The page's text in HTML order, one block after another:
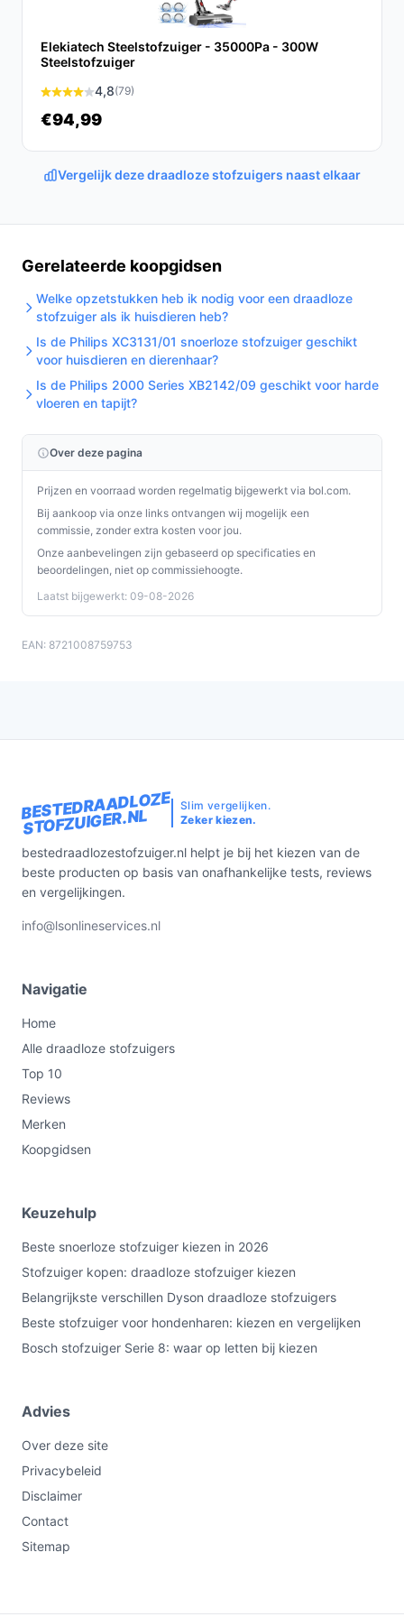
Het AG dweilopzetstuk is een onmisbare aanvulling voor
jouw AG steelstofzuiger. Met de mogelijkheid om te
stofzuigen en te dweilen in één handeling, maak je jouw
schoonmaakroutine niet alleen efficiënter, maar ook
bestedraadlozestofzuiger.nl. Kies bewust wat perfect
Elekiatech Steelstofzuiger - 35000Pa - 300W
Steelstofzuiger
4,8(79)
€94,99
Vergelijk deze draadloze stofzuigers naast elkaar
Gerelateerde koopgidsen
Welke opzetstukken heb ik nodig voor een draadloze
stofzuiger als ik huisdieren heb?
Is de Philips XC3131/01 snoerloze stofzuiger geschikt
voor huisdieren en dierenhaar?
Is de Philips 2000 Series XB2142/09 geschikt voor harde
vloeren en tapijt?
Over deze pagina
Prijzen en voorraad worden regelmatig bijgewerkt via bol.com.
Bij aankoop via onze links ontvangen wij mogelijk een
commissie, zonder extra kosten voor jou.
Onze aanbevelingen zijn gebaseerd op specificaties en
beoordelingen, niet op commissiehoogte.
Laatst bijgewerkt: 09-08-2026
EAN: 8721008759753
BESTEDRAADLOZE
STOFZUIGER.NL
Slim vergelijken.
Zeker kiezen.
bestedraadlozestofzuiger.nl helpt je bij het kiezen van de
beste producten op basis van onafhankelijke tests, reviews
en vergelijkingen.
info@lsonlineservices.nl
Navigatie
Home
Alle draadloze stofzuigers
Top 10
Reviews
Merken
Koopgidsen
Keuzehulp
Beste snoerloze stofzuiger kiezen in 2026
Stofzuiger kopen: draadloze stofzuiger kiezen
Belangrijkste verschillen Dyson draadloze stofzuigers
Beste stofzuiger voor hondenharen: kiezen en vergelijken
Bosch stofzuiger Serie 8: waar op letten bij kiezen
Advies
Over deze site
Privacybeleid
Disclaimer
Contact
Sitemap